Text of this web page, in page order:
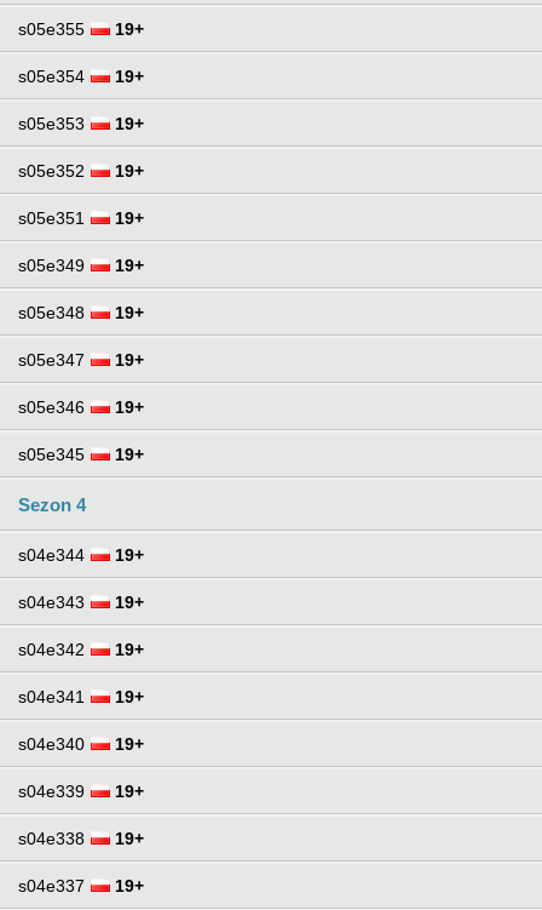
s05e355 19+
s05e354 19+
s05e353 19+
s05e352 19+
s05e351 19+
s05e349 19+
s05e348 19+
s05e347 19+
s05e346 19+
s05e345 19+
Sezon 4
s04e344 19+
s04e343 19+
s04e342 19+
s04e341 19+
s04e340 19+
s04e339 19+
s04e338 19+
s04e337 19+